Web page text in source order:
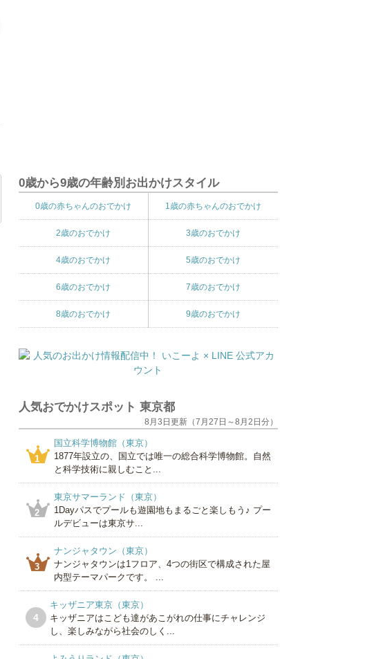
0歳から9歳の年齢別お出かけスタイル
0歳の赤ちゃんのおでかけ 1歳の赤ちゃんのおでかけ
2歳のおでかけ 3歳のおでかけ
4歳のおでかけ 5歳のおでかけ
6歳のおでかけ 7歳のおでかけ
8歳のおでかけ 9歳のおでかけ
人気おでかけスポット 東京都
8月3日更新（7月27日～8月2日分）
1
国立科学博物館（東京）
1877年設立の、国立では唯一の総合科学博物館。自然
と科学技術に親しむこと...
2
東京サマーランド（東京）
1Dayパスでプールも遊園地もまるごと楽しもう♪ プー
ルデビューは東京サ...
3
ナンジャタウン（東京）
ナンジャタウンは1フロア、4つの街区で構成された屋
内型テーマパークです。 ...
4
キッザニア東京（東京）
キッザニアはこども達があこがれの仕事にチャレンジ
し、楽しみながら社会のしく...